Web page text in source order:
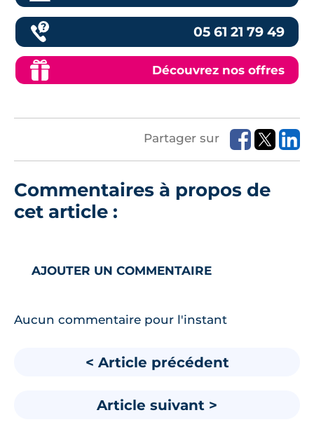
05 61 21 79 49
Découvrez nos offres
Partager sur
Commentaires à propos de
cet article :
AJOUTER UN COMMENTAIRE
Aucun commentaire pour l'instant
< Article précédent
Article suivant >